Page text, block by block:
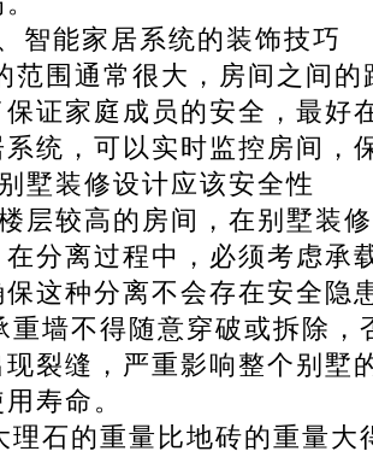
能家居系统的装饰技巧
围通常很大，房间之间的
保证家庭成员的安全，最好
系统，可以实时监控房间，
装修设计应该安全性
较高的房间，在别墅装修
分离过程中，必须考虑承
保这种分离不会存在安全隐
墙不得随意穿破或拆除，
裂缝，严重影响整个别墅
寿命。
石的重量比地砖的重量大